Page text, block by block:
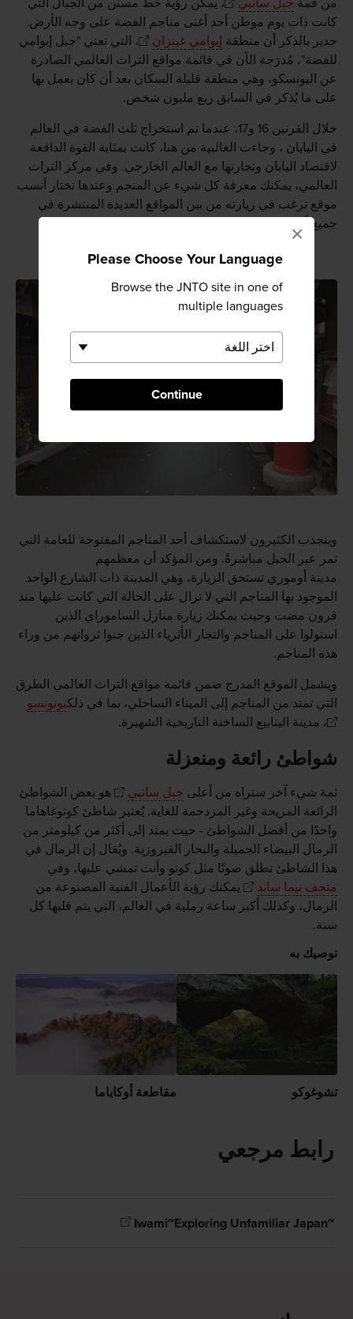
Please Choose Your Language
Browse the JNTO site in one of
multiple languages
Continue
×
من قمة جبل سانبي
، يمكن رؤية خط مسنن من الجبال التي
كانت ذات يوم موطن أحد أغنى مناجم الفضة على وجه الأرض.
جدير بالذكر أن منطقة إيوامي غينزان
، التي تعني "جبل إيوامي
للفضة"، مُدرَجة الآن في قائمة مواقع التراث العالمي الصادرة
عن اليونسكو، وهي منطقة قليلة السكان بعد أن كان يعمل بها
على ما يُذكر في السابق ربع مليون شخص.
خلال القرنين 16 و17، عندما تم استخراج ثلث الفضة في العالم
في اليابان ، وجاءت الغالبية من هنا، كانت بمثابة القوة الدافعة
لاقتصاد اليابان وتجارتها مع العالم الخارجي. وفي مركز التراث
العالمي، يمكنك معرفة كل شيء عن المنجم وعندها تختار أنسب
موقع ترغب في زيارته من بين المواقع العديدة المنتشرة في
جميع أنحاء المنطقة.
وينجذب الكثيرون لاستكشاف أحد المناجم المفتوحة للعامة التي
تمر عبر الجبل مباشرةً. ومن المؤكد أن معظمهم
مدينة أوموري تستحق الزيارة، وهي المدينة ذات الشارع الواحد
الموجود بها المناجم التي لا تزال على الحالة التي كانت عليها منذ
قرون مضت وحيث يمكنك زيارة منازل الساموراي الذين
استولوا على المناجم والتجار الأثرياء الذين جنوا ثرواتهم من وراء
هذه المناجم.
ويشمل الموقع المدرج ضمن قائمة مواقع التراث العالمي الطرق
التي تمتد من المناجم إلى الميناء الساحلي، بما في ذلكيونوتسو
، مدينة الينابيع الساخنة التاريخية الشهيرة.
شواطئ رائعة ومنعزلة
ثمة شيء آخر ستراه من أعلى جبل سانبي
هو بعض الشواطئ
الرائعة المريحة وغير المزدحمة للغاية. يُعتبر شاطئ كوتوغاهاما
واحدًا من أفضل الشواطئ - حيث يمتد إلى أكثر من كيلومتر من
الرمال البيضاء الجميلة والبحار الفيروزية. ويُقال إن الرمال في
هذا الشاطئ تطلق صوتًا مثل كوتو وأنت تمشي عليها، وفي
متحف نيما ساند
يمكنك رؤية الأعمال الفنية المصنوعة من
الرمال، وكذلك أكبر ساعة رملية في العالم، التي يتم قلبها كل
سنة.
نوصيك به
تشوغوكو مقاطعة أوكاياما
رابط مرجعي
Iwami~Exploring Unfamiliar Japan~